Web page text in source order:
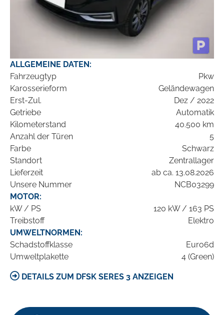
ALLGEMEINE DATEN:
Fahrzeugtyp
Pkw
Karosserieform
Geländewagen
Erst-Zul.
Dez / 2022
Getriebe
Automatik
Kilometerstand
40.500 km
Anzahl der Türen
5
Farbe
Schwarz
Standort
Zentrallager
Lieferzeit
ab ca. 13.08.2026
Unsere Nummer
NCB03299
MOTOR:
kW / PS
120 kW / 163 PS
Treibstoff
Elektro
UMWELTNORMEN:
Schadstoffklasse
Euro6d
Umweltplakette
4 (Green)
DETAILS ZUM DFSK SERES 3 ANZEIGEN